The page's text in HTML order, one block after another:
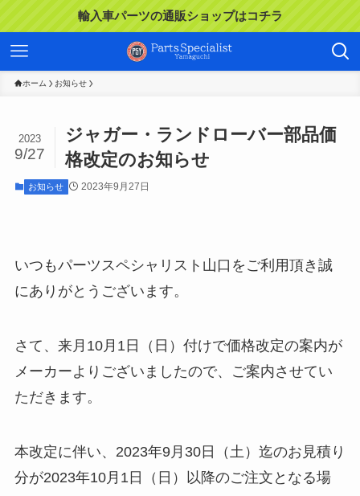
輸入車パーツの通販ショップはコチラ
ホーム お知らせ
ジャガー・ランドローバー部品価
格改定のお知らせ
2023
9/27
お知らせ 2023年9月27日
いつもパーツスペシャリスト山口をご利用頂き誠
にありがとうございます。
さて、来月10月1日（日）付けで価格改定の案内が
メーカーよりございましたので、ご案内させてい
ただきます。
本改定に伴い、2023年9月30日（土）迄のお見積り
分が2023年10月1日（日）以降のご注文となる場